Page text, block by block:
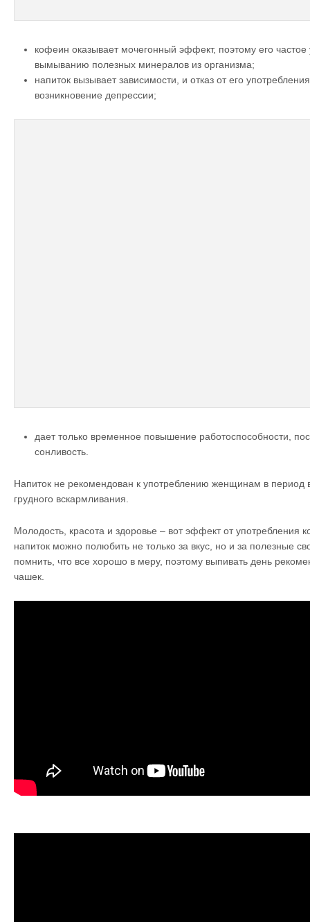
кофеин оказывает мочегонный эффект, поэтому его частое
вымыванию полезных минералов из организма;
напиток вызывает зависимости, и отказ от его
возникновение депрессии;
дает только временное повышение работоспособности,
сонливость.
Напиток не рекомендован к употреблению женщинам в
грудного вскармливания.
Молодость, красота и здоровье – вот эффект от употребления
напиток можно полюбить не только за вкус, но и за полезные
помнить, что все хорошо в меру, поэтому выпивать день
чашек.